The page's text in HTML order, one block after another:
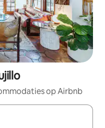
op Airbnb
zijn, maak je een keuze